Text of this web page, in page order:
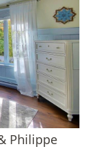
Philippe